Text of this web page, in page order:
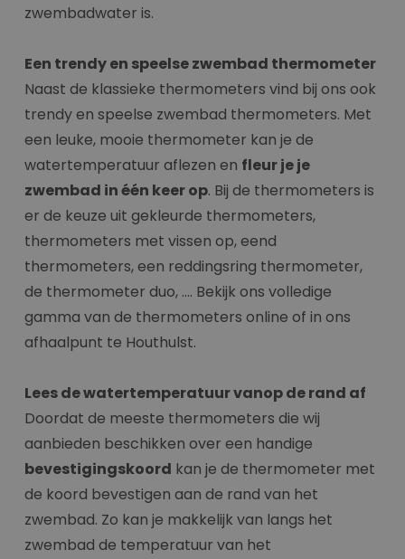
zwembadwater is.
Een trendy en speelse zwembad thermometer
Naast de klassieke thermometers vind bij ons ook
trendy en speelse zwembad thermometers. Met
een leuke, mooie thermometer kan je de
watertemperatuur aflezen en fleur je je
zwembad in één keer op. Bij de thermometers is
er de keuze uit gekleurde thermometers,
thermometers met vissen op, eend
thermometers, een reddingsring thermometer,
de thermometer duo, …. Bekijk ons volledige
gamma van de thermometers online of in ons
afhaalpunt te Houthulst.
Lees de watertemperatuur vanop de rand af
Doordat de meeste thermometers die wij
aanbieden beschikken over een handige
bevestigingskoord kan je de thermometer met
de koord bevestigen aan de rand van het
zwembad. Zo kan je makkelijk van langs het
zwembad de temperatuur van het